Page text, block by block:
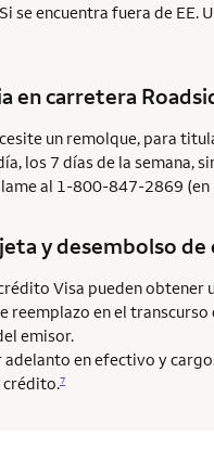
se encuentra fuera de EE.
en carretera
un remolque, para
los 7 días de la semana,
al 1-800-847-2869 (en
y desembolso
Visa pueden obtener
reemplazo en el
emisor.
en efectivo y
crédito.7